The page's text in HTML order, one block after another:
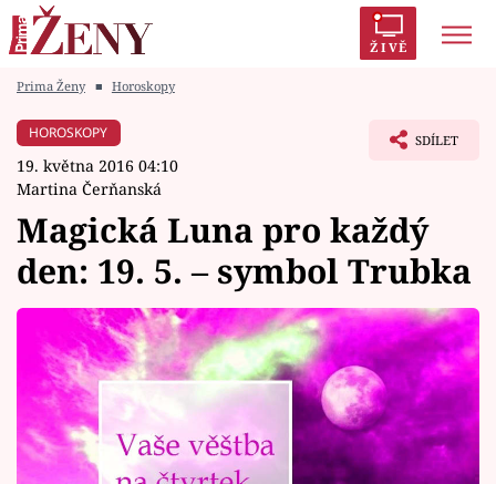
ŽIVĚ
Módní alarm
Témata
Celebrity
Vztahy
Seriály
Prima Ženy ■ Horoskopy
HOROSKOPY
19. května 2016 04:10
Martina Čerňanská
SDÍLET
Magická Luna pro každý
den: 19. 5. – symbol Trubka